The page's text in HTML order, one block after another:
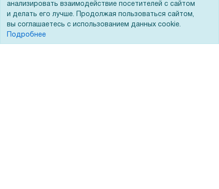
Тендеры
Бренды
анализировать взаимодействие посетителей с сайтом
и делать его лучше. Продолжая пользоваться сайтом,
вы соглашаетесь с использованием данных cookie.
Подробнее